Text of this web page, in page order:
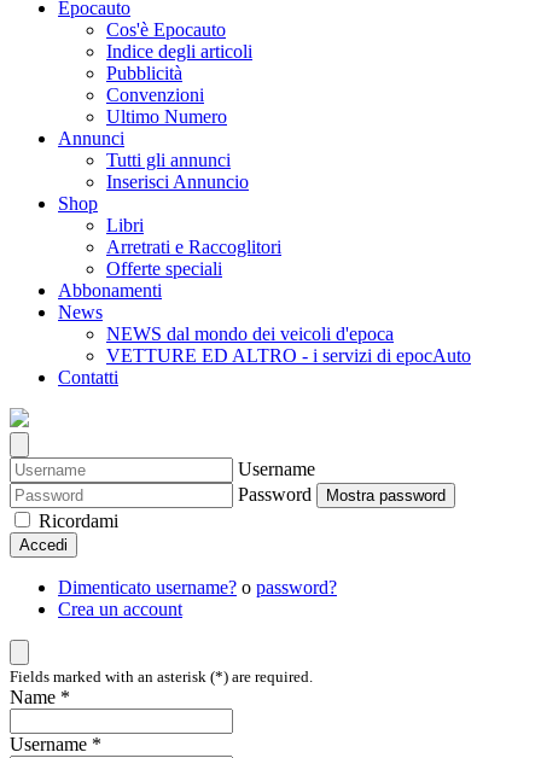
Epocauto
Cos'è Epocauto
Indice degli articoli
Pubblicità
Convenzioni
Ultimo Numero
Annunci
Tutti gli annunci
Inserisci Annuncio
Shop
Libri
Arretrati e Raccoglitori
Offerte speciali
Abbonamenti
News
NEWS dal mondo dei veicoli d'epoca
VETTURE ED ALTRO - i servizi di epocAuto
Contatti
Username
Password
Mostra password
Ricordami
Accedi
Dimenticato username? o password?
Crea un account
Fields marked with an asterisk (*) are required.
Name *
Username *